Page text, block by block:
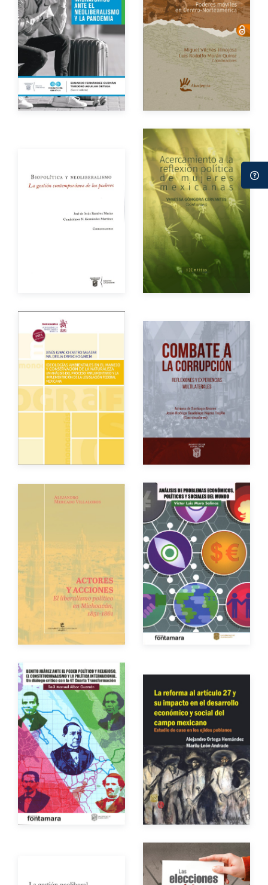
Autores
Año de edición
Impreso $250.00
Año de edición
Gratuito
Autores
Año de edición
Autor
Año de edición
Gratuito
Autores
Año de edición
$300.00
Autores
Impreso $220.00
Año de edición
Impreso $250.00
Autor
Año de edición
Impreso $550.00
Autor
Año de edición
Impreso $300.00
Autores
Año de edición
Impreso $200.00
Autores